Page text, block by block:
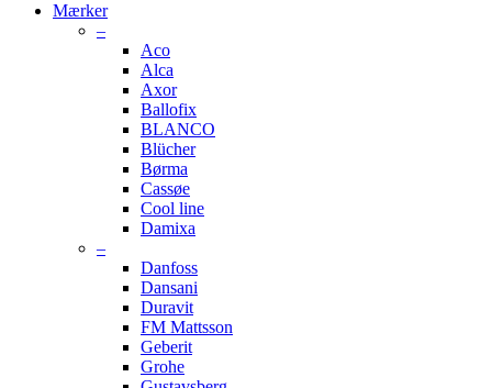
Mærker
–
Aco
Alca
Axor
Ballofix
BLANCO
Blücher
Børma
Cassøe
Cool line
Damixa
–
Danfoss
Dansani
Duravit
FM Mattsson
Geberit
Grohe